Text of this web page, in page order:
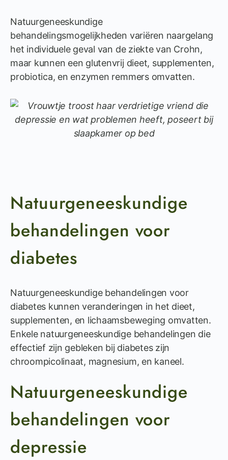
Natuurgeneeskundige
behandelingsmogelijkheden variëren naargelang
het individuele geval van de ziekte van Crohn,
maar kunnen een glutenvrij dieet, supplementen,
probiotica, en enzymen remmers omvatten.
Natuurgeneeskundige
behandelingen voor
diabetes
Natuurgeneeskundige behandelingen voor
diabetes kunnen veranderingen in het dieet,
supplementen, en lichaamsbeweging omvatten.
Enkele natuurgeneeskundige behandelingen die
effectief zijn gebleken bij diabetes zijn
chroompicolinaat, magnesium, en kaneel.
Natuurgeneeskundige
behandelingen voor
depressie